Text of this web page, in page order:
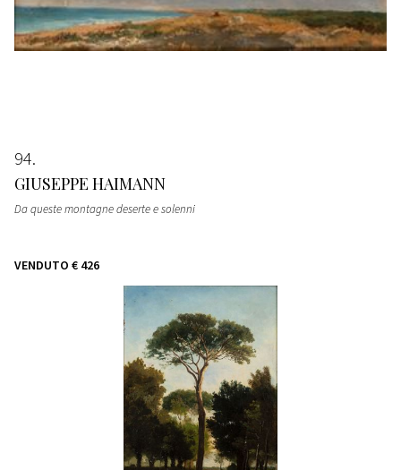
94
GIUSEPPE HAIMANN
Da queste montagne deserte e solenni
VENDUTO € 426